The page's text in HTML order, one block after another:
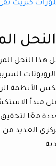
كبريت
هذا النحل
الأنظمة
مبدأ
معًا
العديد من